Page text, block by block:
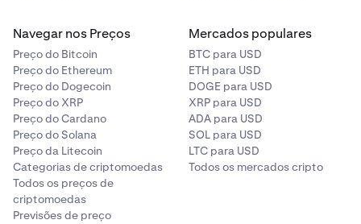
Navegar nos Preços
Preço do Bitcoin
Preço do Ethereum
Preço do Dogecoin
Preço do XRP
Preço do Cardano
Preço do Solana
Preço da Litecoin
Categorias de criptomoedas
Todos os preços de
criptomoedas
Previsões de preço
Mercados populares
BTC para USD
ETH para USD
DOGE para USD
XRP para USD
ADA para USD
SOL para USD
LTC para USD
Todos os mercados cripto